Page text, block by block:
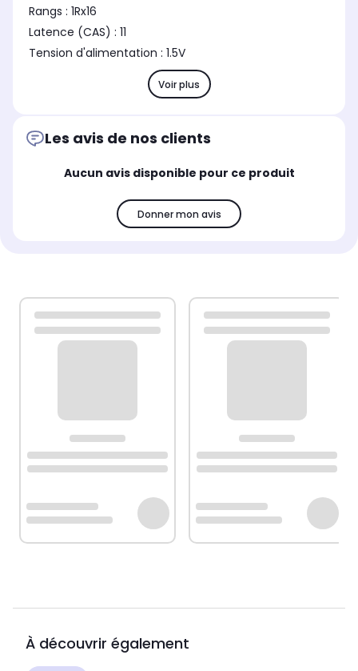
Rangs : 1Rx16
Latence (CAS) : 11
Tension d'alimentation : 1.5V
Voir plus
Les avis de nos clients
Aucun avis disponible pour ce produit
Donner mon avis
À découvrir également